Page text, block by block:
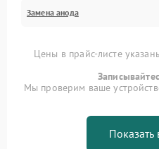
Замена анода
Цены в прайс-листе
Мы проверим ваше
Показать